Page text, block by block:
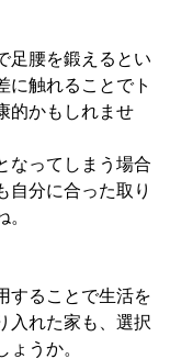
足腰を鍛えるとい
に触れることでト
的かもしれませ
なってしまう場合
自分に合った取り
することで生活を
入れた家も、選択
うか。